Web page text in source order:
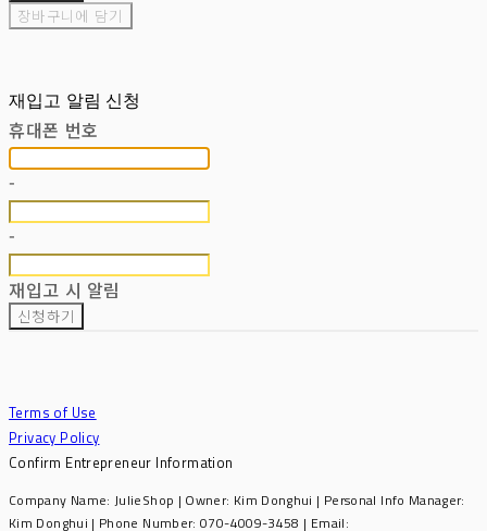
장바구니에 담기
재입고 알림 신청
휴대폰 번호
-
-
재입고 시 알림
신청하기
Terms of Use
Privacy Policy
Confirm Entrepreneur Information
Company Name: JulieShop | Owner: Kim Donghui | Personal Info Manager:
Kim Donghui | Phone Number: 070-4009-3458 | Email: